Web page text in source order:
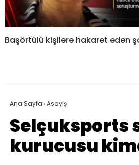
Başörtülü kişilere hakaret eden
Ana Sayfa ›Asayiş
Selçuksports
kurucusu